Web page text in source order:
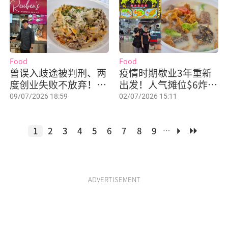
曾误入歧途被判刑、两
度创业失败不放弃！26
岁年轻人重新出发，开
Food
09/07/2026 18:59
疫情时期歇业3年重新
出发！人气摊位$6炸鱼
头汤是招牌必点
Food
02/07/2026 15:11
1 2 3 4 5 6 7 8 9 …
ADVERTISEMENT